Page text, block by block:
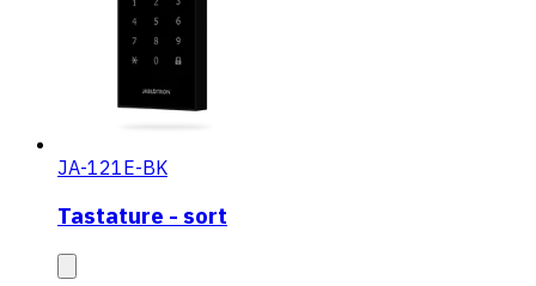
JA-121E-BK
Tastature - sort